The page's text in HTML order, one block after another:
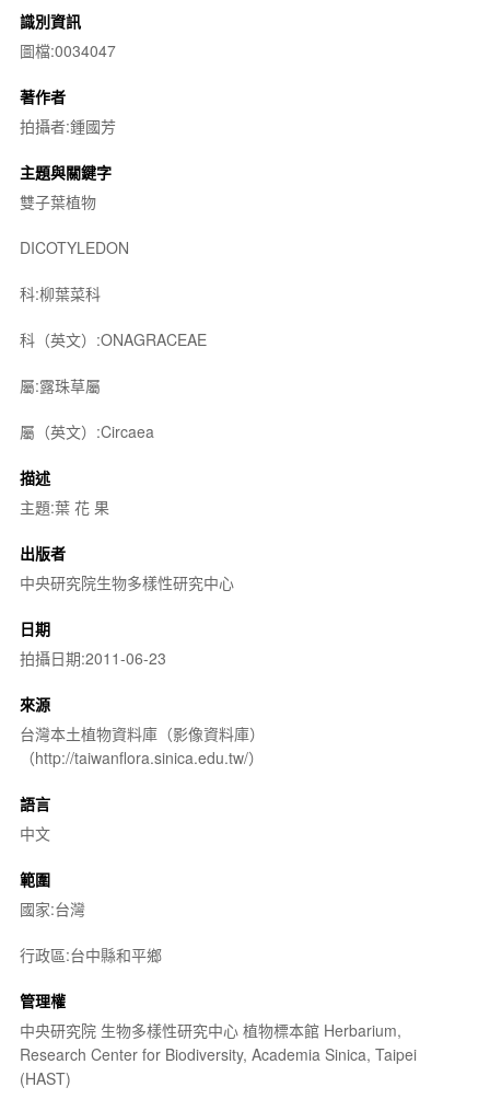
識別資訊
圖檔:0034047
著作者
拍攝者:鍾國芳
主題與關鍵字
雙子葉植物
DICOTYLEDON
科:柳葉菜科
科（英文）:ONAGRACEAE
屬:露珠草屬
屬（英文）:Circaea
描述
主題:葉 花 果
出版者
中央研究院生物多樣性研究中心
日期
拍攝日期:2011-06-23
來源
台灣本土植物資料庫（影像資料庫）
（http://taiwanflora.sinica.edu.tw/）
語言
中文
範圍
國家:台灣
行政區:台中縣和平鄉
管理權
中央研究院 生物多樣性研究中心 植物標本館 Herbarium,
Research Center for Biodiversity, Academia Sinica, Taipei
(HAST)